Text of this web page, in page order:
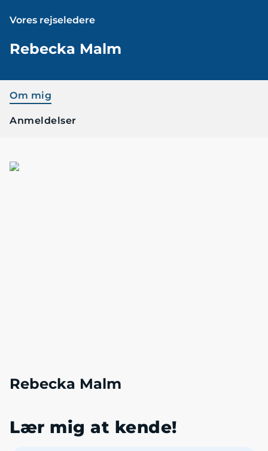
Vores rejseledere
Rebecka Malm
Om mig
Anmeldelser
Rebecka Malm
Lær mig at kende!